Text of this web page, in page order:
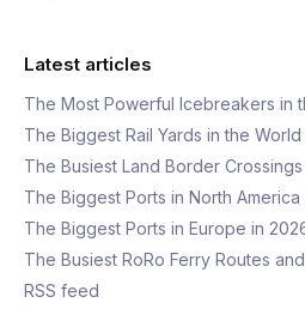
Latest articles
The Most Powerful Icebreakers in
The Biggest Rail Yards in the
The Busiest Land Border
The Biggest Ports in North
The Biggest Ports in Europe in
The Busiest RoRo Ferry Routes
RSS feed